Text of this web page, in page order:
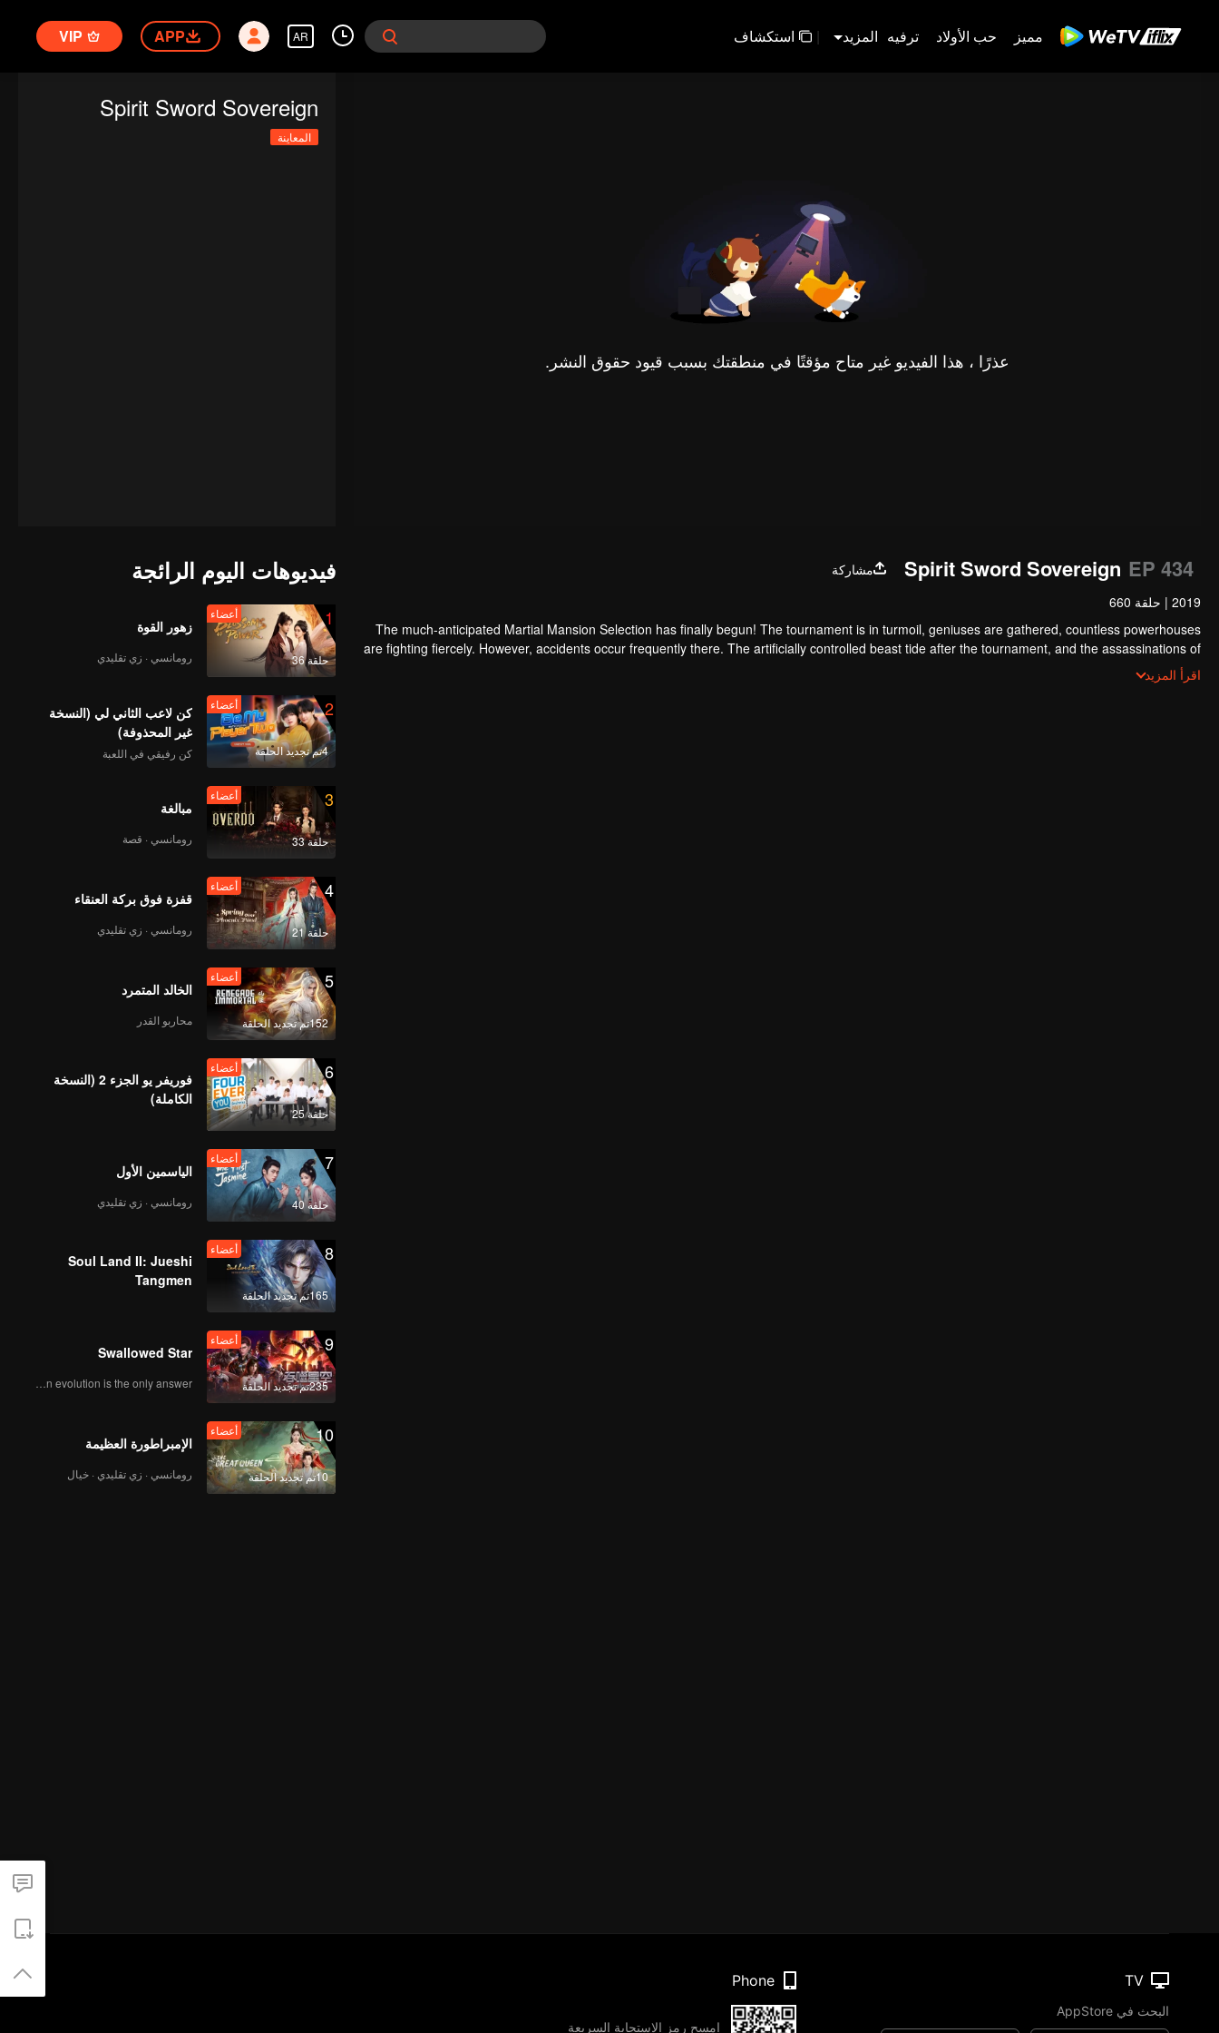
مميز حب الأولاد ترفيه المزيد | استكشاف AR
APP
VIP
عذرًا ، هذا الفيديو غير متاح مؤقتًا في منطقتك بسبب قيود حقوق النشر.
Spirit Sword Sovereign
المعاينة
Spirit Sword Sovereign EP 434
مشاركة
2019
| حلقة 660
The much-anticipated Martial Mansion Selection has finally begun! The tournament is in turmoil, geniuses are gathered, countless powerhouses
are fighting fiercely. However, accidents occur frequently there. The artificially controlled beast tide after the tournament, and the assassinations of
the strongest people that ensue, all reveal the mysterious and huge assassination sect, the Heavenly Evolution Sect. Let's see how Chu Xingyun is
able to cut through the thorns in this treacherous assassination and carry the world before one!
اقرأ المزيد
فيديوهات اليوم الرائجة
1
حلقة 36
أعضاء
زهور القوة
رومانسي · زي تقليدي
2
4تم تجديد الحلقة
أعضاء
كن لاعب الثاني لي (النسخة
غير المحذوفة)
كن رفيقي في اللعبة
3
حلقة 33
أعضاء
مبالغة
رومانسي · قصة
4
حلقة 21
أعضاء
قفزة فوق بركة العنقاء
رومانسي · زي تقليدي
5
152تم تجديد الحلقة
أعضاء
الخالد المتمرد
محاربو القدر
6
حلقة 25
أعضاء
فوريفر يو الجزء 2 (النسخة
الكاملة)
7
حلقة 40
أعضاء
الياسمين الأول
رومانسي · زي تقليدي
8
165تم تجديد الحلقة
أعضاء
Soul Land II: Jueshi
Tangmen
9
235تم تجديد الحلقة
أعضاء
Swallowed Star
Human evolution is the only answer.
10
10تم تجديد الحلقة
أعضاء
الإمبراطورة العظيمة
رومانسي · زي تقليدي · خيال
TV
البحث في AppStore
Phone
امسح رمز الاستجابة السريعة